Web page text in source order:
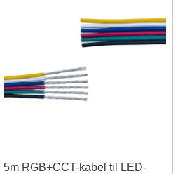
5m RGB+CCT-kabel til LED-